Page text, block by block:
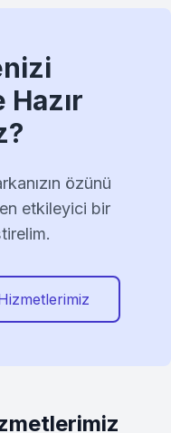
Hazır
özünü
etkileyici bir